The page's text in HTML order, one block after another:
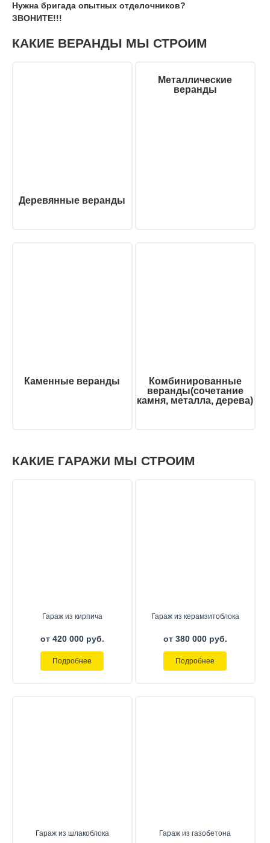
Нужна бригада опытных отделочников?
ЗВОНИТЕ!!!
КАКИЕ ВЕРАНДЫ МЫ СТРОИМ
Деревянные веранды
Металлические
веранды
Каменные веранды
Комбинированные
веранды(сочетание
камня, металла, дерева)
КАКИЕ ГАРАЖИ МЫ СТРОИМ
Гараж из кирпича
от 420 000 руб.
Подробнее
Гараж из керамзитоблока
от 380 000 руб.
Подробнее
Гараж из шлакоблока Гараж из газобетона